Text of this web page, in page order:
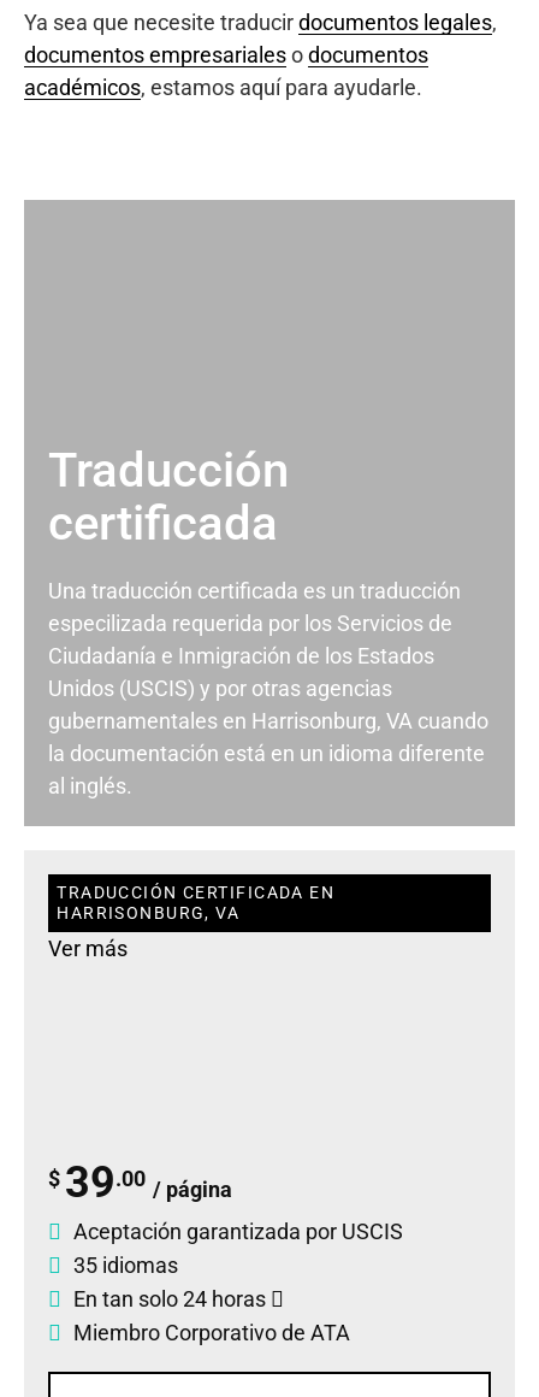
Ya sea que necesite traducirdocumentos legales,
documentos empresarialesodocumentos
académicos, estamos aquí para ayudarle.
Traducción
certificada
Una traducción certificada es un traducción
especilizada requerida por los Servicios de
Ciudadanía e Inmigración de los Estados
Unidos (USCIS) y por otras agencias
gubernamentales en Harrisonburg, VA cuando
la documentación está en un idioma diferente
al inglés.
TRADUCCIÓN CERTIFICADA EN
HARRISONBURG, VA
Ver más
$ 39.00 / página
Aceptación garantizada por USCIS
35 idiomas
En tan solo 24 horas
Miembro Corporativo de ATA